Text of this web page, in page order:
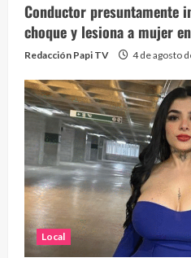
Conductor presuntamente
choque y lesiona a mujer
Redacción Papi TV 4 de agosto
Local